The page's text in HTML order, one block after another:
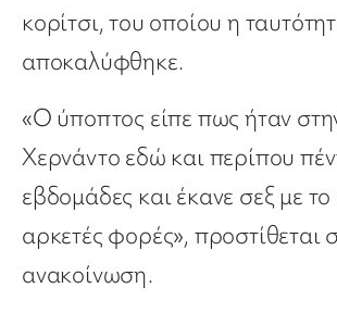
κορίτσι, του οποίου η
αποκαλύφθηκε.
«Ο ύποπτος είπε πως ήταν
Χερνάντο εδώ και περίπου
εβδομάδες και έκανε σεξ με
αρκετές φορές», προστίθεται
ανακοίνωση.